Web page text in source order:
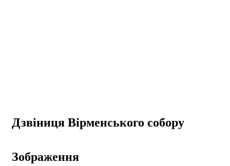
Дзвіниця Вірменського собору
Зображення